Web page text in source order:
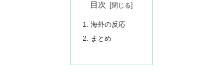
目次
海外の反応
まとめ